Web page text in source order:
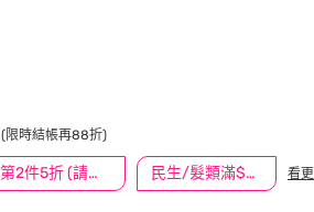
第2件5折 (請任選2件商品) 民生/髮類滿$388送舒潔冰巾 看
(限時結帳再88折)